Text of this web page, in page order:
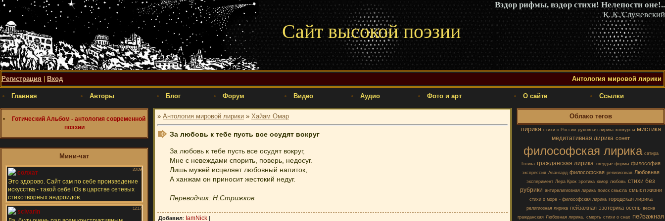
Вздор рифмы, вздор стихи! Нелепости оне!..
К. К. Случевский
Сайт высокой поэзии
Регистрация Вход Антология мировой лирики
Главная Авторы Блог Форум Видео Аудио Фото и арт О сайте Ссылки
Готический Альбом - антология современной
поэзии
Мини-чат
» Антология мировой лирики » Хайам Омар
За любовь к тебе пусть все осудят вокруг
За любовь к тебе пусть все осудят вокруг,
Мне с невеждами спорить, поверь, недосуг.
Лишь мужей исцеляет любовный напиток,
А ханжам он приносит жестокий недуг.
Переводчик: Н.Стрижков
Добавил: IamNick
Облако тегов
лирика стихи о России духовная лирика конкурсы мистика
медитативная лирика сонет
философская лирика сатира
Готика гражданская лирика твёрдые формы философия
экспрессия Авангард философская религиозная Любовная
эксперимент Лера Крок эротика юмор любовь стихи без
рубрики антирелигиозная лирика поиск смысла смысл жизни
стихи о море - философская лирика городская лирика
религиозная лирика пейзажная эзотерика осень весна
гражданская Любовная лирика. смерть стихи о снах пейзажная